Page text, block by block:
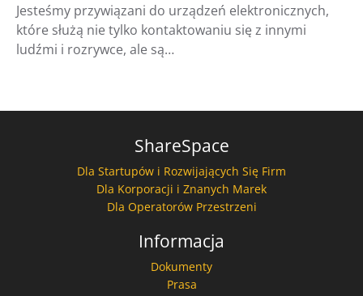
Jesteśmy przywiązani do urządzeń elektronicznych,
które służą nie tylko kontaktowaniu się z innymi
ludźmi i rozrywce, ale są…
ShareSpace
Dla Startupów i Rozwijających Się Firm
Dla Korporacji i Znanych Marek
Dla Operatorów Przestrzeni
Informacja
Dokumenty
Prasa